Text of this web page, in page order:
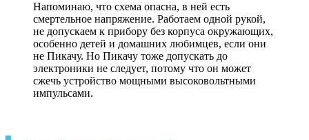
Напоминаю, что схема опасна, в ней есть
смертельное напряжение. Работаем одной рукой,
не допускаем к прибору без корпуса окружающих,
особенно детей и домашних любимцев, если они
не Пикачу. Но Пикачу тоже допускать до
электроники не следует, потому что он может
сжечь устройство мощными высоковольтными
импульсами.